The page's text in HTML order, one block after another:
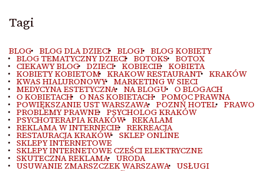
Tagi
BLOG BLOG DLA DZIECI BLOGI BLOG KOBIETY
BLOG TEMATYCZNY DZIECI BOTOKS BOTOX
CIEKAWY BLOG DZIECI KOBIECIE KOBIETA
KOBIETY KOBIETOM KRAKOW RESTAURANT KRAKÓW
KWAS HIALURONOWY MARKETING W SIECI
MEDYCYNA ESTETYCZNA NA BLOGU O BLOGACH
O KOBIETACH O NAS KOBIETACH POMOC PRAWNA
POWIĘKSZANIE UST WARSZAWA POZNŃ HOTEL PRAWO
PROBLEMY PRAWNE PSYCHOLOG KRAKÓW
PSYCHOTERAPIA KRAKÓW REKALAM
REKLAMA W INTERNECIE REKREACJA
RESTAURACJA KRAKÓW SKLEP ONLINE
SKLEPY INTERNETOWE
SKLEPY INTERNETOWE CZEŚCI ELEKTRYCZNE
SKUTECZNA REKLAMA URODA
USUWANIE ZMARSZCZEK WARSZAWA USŁUGI